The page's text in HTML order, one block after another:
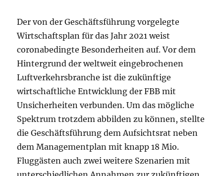
Der von der Geschäftsführung vorgelegte
Wirtschaftsplan für das Jahr 2021 weist
coronabedingte Besonderheiten auf. Vor dem
Hintergrund der weltweit eingebrochenen
Luftverkehrsbranche ist die zukünftige
wirtschaftliche Entwicklung der FBB mit
Unsicherheiten verbunden. Um das mögliche
Spektrum trotzdem abbilden zu können, stellte
die Geschäftsführung dem Aufsichtsrat neben
dem Managementplan mit knapp 18 Mio.
Fluggästen auch zwei weitere Szenarien mit